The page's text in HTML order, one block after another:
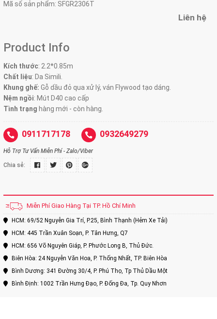
Mã số sản phẩm: SFGR2306T
Liên hệ
Product Info
Kích thước: 2.2*0.85m
Chất liệu: Da Simili.
Khung ghế: Gỗ dầu đỏ qua xử lý, ván Flywood tạo dáng.
Nệm ngồi: Mút D40 cao cấp
Tình trạng hàng mới - còn hàng.
0911717178 0932649279
Hỗ Trợ Tư Vấn Miễn Phí - Zalo/Viber
Chia sẻ:
Miễn Phí Giao Hàng Tại TP. Hồ Chí Minh
HCM: 69/52 Nguyễn Gia Trí, P.25, Bình Thạnh (Hẻm Xe Tải)
HCM: 445 Trần Xuân Soạn, P. Tân Hưng, Q7
HCM: 656 Võ Nguyên Giáp, P. Phước Long B, Thủ Đức.
Biên Hòa: 24 Nguyễn Văn Hoa, P. Thống Nhất, TP. Biên Hòa
Bình Dương: 341 Đường 30/4, P. Phú Thọ, Tp Thủ Dầu Một
Bình Định: 1002 Trần Hưng Đạo, P. Đống Đa, Tp. Quy Nhơn